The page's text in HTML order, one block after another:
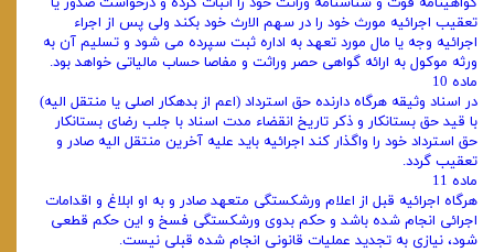
تعقیب اجرائیه مورث خود را در سهم الارث خود بکند ولی پس از اجراء
اجرائیه وجه یا مال مورد تعهد به اداره ثبت سپرده می‌ شود و تسلیم آن به
ورثه موکول به ارائه گواهی حصر وراثت و مفاصا حساب مالیاتی خواهد بود.
ماده 10
در اسناد وثیقه هرگاه دارنده حق استرداد (اعم از بدهکار اصلی یا منتقل الیه)
با قید حق بستانکار و ذکر تاریخ انقضاء مدت اسناد با جلب رضای بستانکار
حق استرداد خود را واگذار کند اجرائیه باید علیه آخرین منتقل الیه صادر و
تعقیب گردد.
ماده 11
هرگاه اجرائیه قبل از اعلام ورشکستگی متعهد صادر و به او ابلاغ و اقدامات
اجرائی انجام شده باشد و حکم بدوی ورشکستگی فسخ و این حکم قطعی
شود، نیازی به تجدید عملیات قانونی انجام شده قبلی نیست.